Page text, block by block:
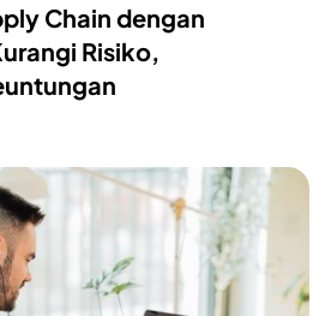
Chain dengan
Risiko,